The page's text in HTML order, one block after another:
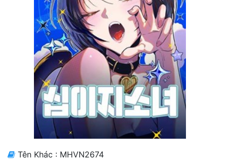
Huyền Huyễn
Hệ ThốngTên Khác : MHVN2674